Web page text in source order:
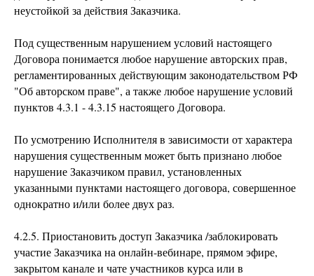
неустойкой за действия Заказчика.
Под существенным нарушением условий настоящего
Договора понимается любое нарушение авторских прав,
регламентированных действующим законодательством РФ
"Об авторском праве", а также любое нарушение условий
пунктов 4.3.1 - 4.3.15 настоящего Договора.
По усмотрению Исполнителя в зависимости от характера
нарушения существенным может быть признано любое
нарушение Заказчиком правил, установленных
указанными пунктами настоящего договора, совершенное
однократно и/или более двух раз.
4.2.5. Приостановить доступ Заказчика /заблокировать
участие Заказчика на онлайн-вебинаре, прямом эфире,
закрытом канале и чате участников курса или в